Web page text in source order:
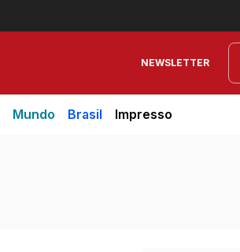
NEWSLETTER
Mundo Brasil Impresso